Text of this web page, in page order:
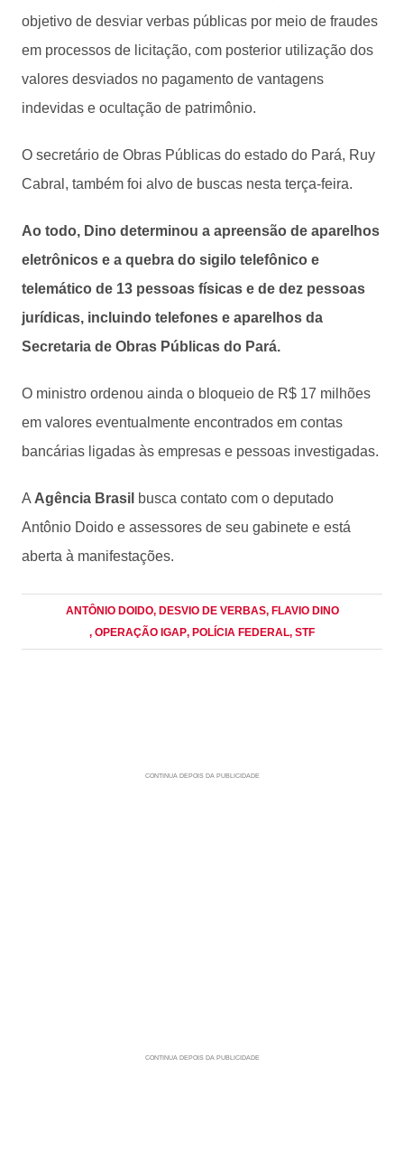
objetivo de desviar verbas públicas por meio de fraudes
em processos de licitação, com posterior utilização dos
valores desviados no pagamento de vantagens
indevidas e ocultação de patrimônio.
O secretário de Obras Públicas do estado do Pará, Ruy
Cabral, também foi alvo de buscas nesta terça-feira.
Ao todo, Dino determinou a apreensão de aparelhos
eletrônicos e a quebra do sigilo telefônico e
telemático de 13 pessoas físicas e de dez pessoas
jurídicas, incluindo telefones e aparelhos da
Secretaria de Obras Públicas do Pará.
O ministro ordenou ainda o bloqueio de R$ 17 milhões
em valores eventualmente encontrados em contas
bancárias ligadas às empresas e pessoas investigadas.
A Agência Brasil busca contato com o deputado
Antônio Doido e assessores de seu gabinete e está
aberta à manifestações.
ANTÔNIO DOIDO, DESVIO DE VERBAS, FLAVIO DINO
, OPERAÇÃO IGAP, POLÍCIA FEDERAL, STF